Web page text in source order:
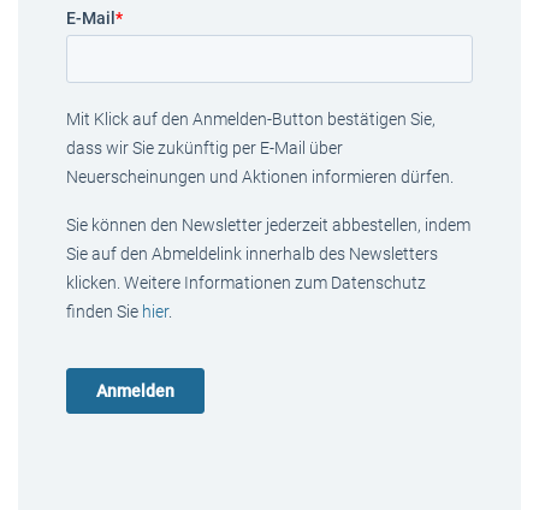
E-Mail *
Mit Klick auf den Anmelden-Button bestätigen Sie,
dass wir Sie zukünftig per E-Mail über
Neuerscheinungen und Aktionen informieren dürfen.
Sie können den Newsletter jederzeit abbestellen, indem
Sie auf den Abmeldelink innerhalb des Newsletters
klicken. Weitere Informationen zum Datenschutz
finden Sie hier.